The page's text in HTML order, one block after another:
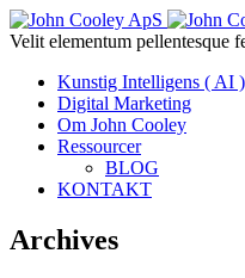
Velit elementum pellentesque
Kunstig Intelligens ( AI )
Digital Marketing
Om John Cooley
Ressourcer
BLOG
KONTAKT
Archives